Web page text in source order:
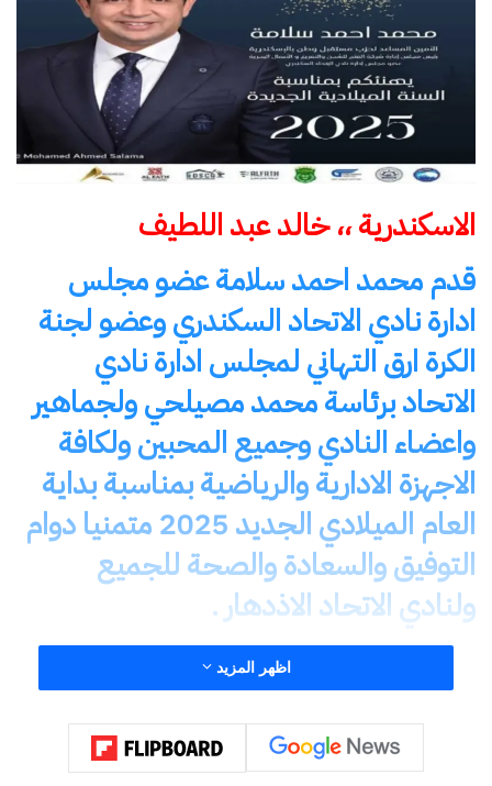
الاسكندرية ،، خالد عبد اللطيف
قدم محمد احمد سلامة عضو مجلس
ادارة نادي الاتحاد السكندري وعضو لجنة
الكرة ارق التهاني لمجلس ادارة نادي
الاتحاد برئاسة محمد مصيلحي ولجماهير
واعضاء النادي وجميع المحبين ولكافة
الاجهزة الادارية والرياضية بمناسبة بداية
العام الميلادي الجديد 2025 متمنيا دوام
التوفيق والسعادة والصحة للجميع
ولنادي الاتحاد الاذدهار .
معجب بهذه:
اظهر المزيد